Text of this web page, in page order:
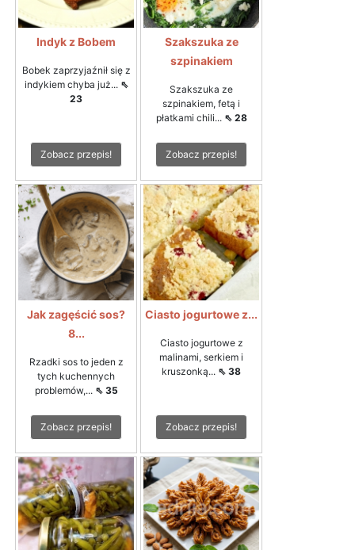
Indyk z Bobem
Bobek zaprzyjaźnił się z
indykiem chyba już... ⇖
23
Zobacz przepis!
Szakszuka ze
szpinakiem
Szakszuka ze
szpinakiem, fetą i
płatkami chili... ⇖ 28
Zobacz przepis!
Jak zagęścić sos?
8...
Rzadki sos to jeden z
tych kuchennych
problemów,... ⇖ 35
Zobacz przepis!
Ciasto jogurtowe z...
Ciasto jogurtowe z
malinami, serkiem i
kruszonką... ⇖ 38
Zobacz przepis!